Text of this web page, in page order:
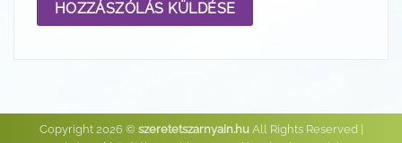
Copyright 2026 © szeretetszarnyain.huAll Rights Reserved |